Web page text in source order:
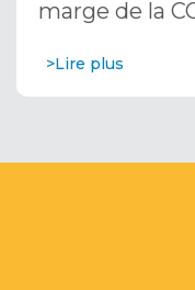
Multirisques.
marge de la
>Lire plus